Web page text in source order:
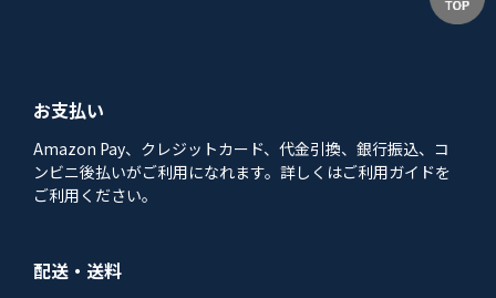
お支払い
Amazon Pay、クレジットカード、代金引換、銀行振込、コ
ンビニ後払いがご利用になれます。詳しくはご利用ガイドを
ご利用ください。
配送・送料